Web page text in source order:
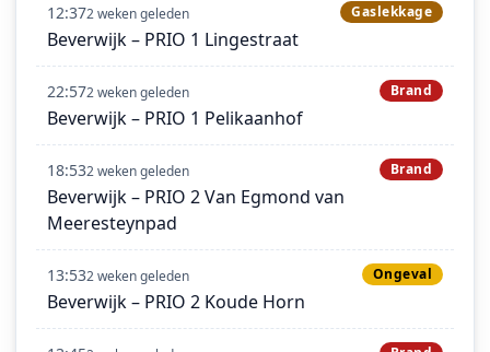
12:372 weken geleden Gaslekkage
Beverwijk – PRIO 1 Lingestraat
22:572 weken geleden Brand
Beverwijk – PRIO 1 Pelikaanhof
18:532 weken geleden Brand
Beverwijk – PRIO 2 Van Egmond van
Meeresteynpad
13:532 weken geleden Ongeval
Beverwijk – PRIO 2 Koude Horn